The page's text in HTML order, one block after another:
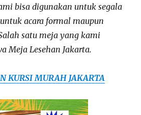
bisa digunakan untuk segala
acara formal maupun
satu meja yang kami
Meja Lesehan Jakarta.
KURSI MURAH JAKARTA